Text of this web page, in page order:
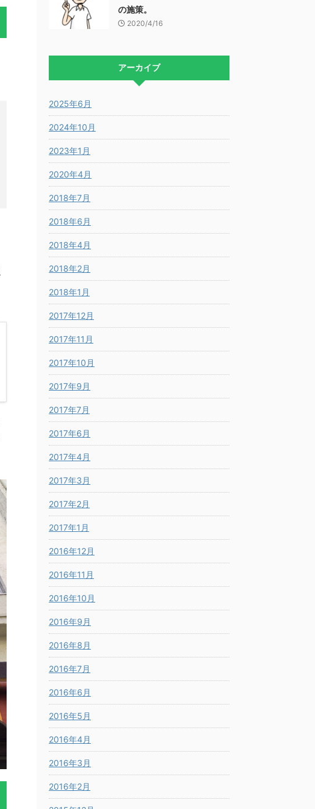
の施策。
2020/4/16
アーカイブ
2025年6月
2024年10月
2023年1月
2020年4月
2018年7月
2018年6月
2018年4月
2018年2月
2018年1月
2017年12月
2017年11月
2017年10月
2017年9月
2017年7月
2017年6月
2017年4月
2017年3月
2017年2月
2017年1月
2016年12月
2016年11月
2016年10月
2016年9月
2016年8月
2016年7月
2016年6月
2016年5月
2016年4月
2016年3月
2016年2月